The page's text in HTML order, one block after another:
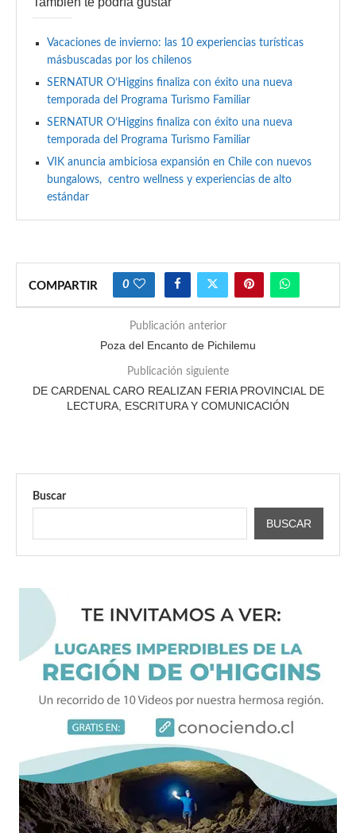
Vacaciones de invierno: las 10 experiencias turísticas
másbuscadas por los chilenos
SERNATUR O’Higgins finaliza con éxito una nueva
temporada del Programa Turismo Familiar
SERNATUR O’Higgins finaliza con éxito una nueva
temporada del Programa Turismo Familiar
VIK anuncia ambiciosa expansión en Chile con nuevos
bungalows, centro wellness y experiencias de alto
estándar
COMPARTIR 0
Publicación anterior
Poza del Encanto de Pichilemu
Publicación siguiente
DE CARDENAL CARO REALIZAN FERIA PROVINCIAL DE
LECTURA, ESCRITURA Y COMUNICACIÓN
Buscar
BUSCAR